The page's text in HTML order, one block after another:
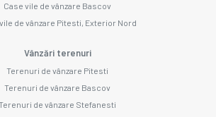
Case vile de vânzare Bascov
de vânzare Pitesti, Exterior Nord
Vânzări terenuri
Terenuri de vânzare Pitesti
Terenuri de vânzare Bascov
de vânzare Stefanesti